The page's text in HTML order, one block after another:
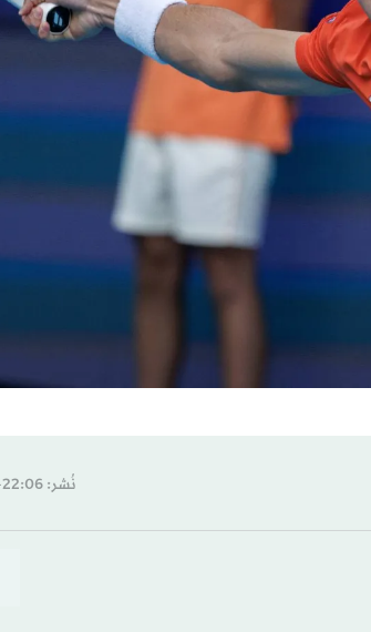
نُشر: 22:06-19 مارس 2026 م ـ 01 شوّال 1447 هـ